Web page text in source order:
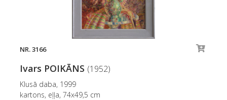
NR. 3166
Ivars POIKĀNS (1952)
Klusā daba, 1999
kartons, eļļa, 74x49,5 cm